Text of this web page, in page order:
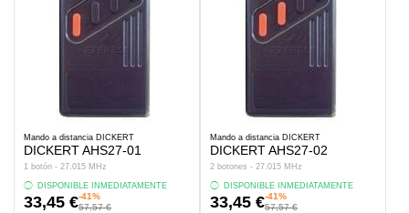
Mando a distancia DICKERT
DICKERT AHS27-01
1 botón - 27.015 MHz
DISPONIBLE INMEDIATAMENTE
33,45 €-41%
57,57 €
Mando a distancia DICKERT
DICKERT AHS27-02
2 botones - 27.015 MHz
DISPONIBLE INMEDIATAMENTE
33,45 €-41%
57,57 €